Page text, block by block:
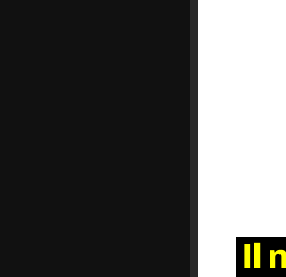
Il